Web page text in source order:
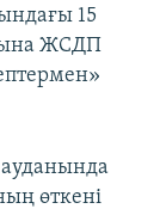
15
ЖСДП
өткені